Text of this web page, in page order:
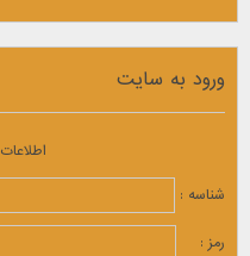
ورود به سایت
شناسه :
رمز :